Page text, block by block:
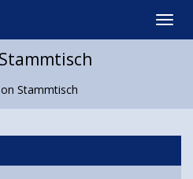
Stammtisch